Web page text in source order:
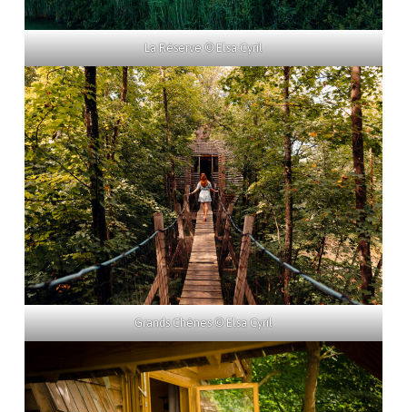
La Réserve © Elsa Cyril
Grands Chênes © Elsa Cyril